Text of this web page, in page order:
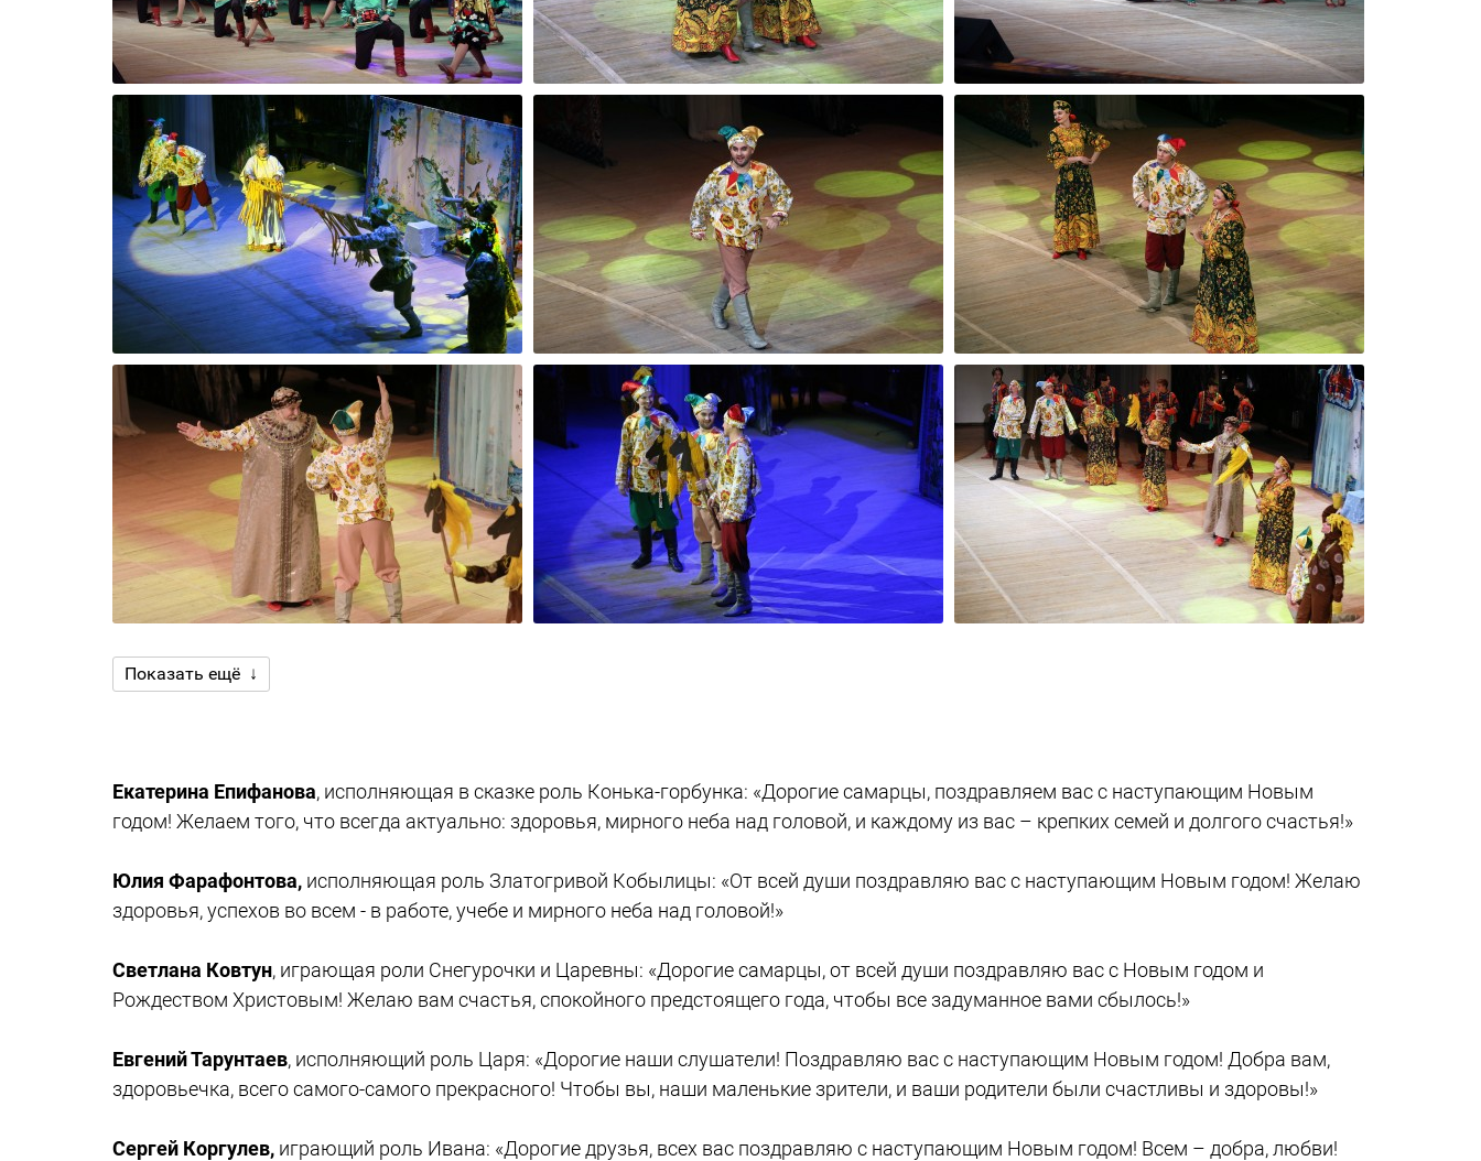
Показать ещё ↓
Екатерина Епифанова, исполняющая в сказке роль Конька-горбунка: «Дорогие самарцы, поздравляем вас с наступающим Новым
годом! Желаем того, что всегда актуально: здоровья, мирного неба над головой, и каждому из вас – крепких семей и долгого счастья!»
Юлия Фарафонтова, исполняющая роль Златогривой Кобылицы: «От всей души поздравляю вас с наступающим Новым годом! Желаю
здоровья, успехов во всем - в работе, учебе и мирного неба над головой!»
Светлана Ковтун, играющая роли Снегурочки и Царевны: «Дорогие самарцы, от всей души поздравляю вас с Новым годом и
Рождеством Христовым! Желаю вам счастья, спокойного предстоящего года, чтобы все задуманное вами сбылось!»
Евгений Тарунтаев, исполняющий роль Царя: «Дорогие наши слушатели! Поздравляю вас с наступающим Новым годом! Добра вам,
здоровьечка, всего самого-самого прекрасного! Чтобы вы, наши маленькие зрители, и ваши родители были счастливы и здоровы!»
Сергей Коргулев, играющий роль Ивана: «Дорогие друзья, всех вас поздравляю с наступающим Новым годом! Всем – добра, любви!